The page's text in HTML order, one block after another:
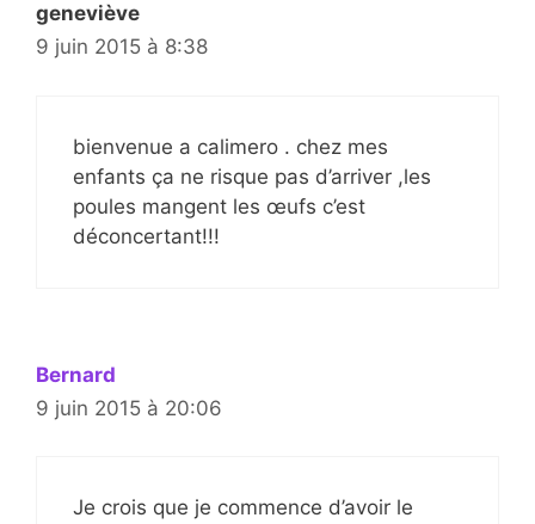
geneviève
9 juin 2015 à 8:38
bienvenue a calimero . chez mes
enfants ça ne risque pas d’arriver ,les
poules mangent les œufs c’est
déconcertant!!!
Bernard
9 juin 2015 à 20:06
Je crois que je commence d’avoir le